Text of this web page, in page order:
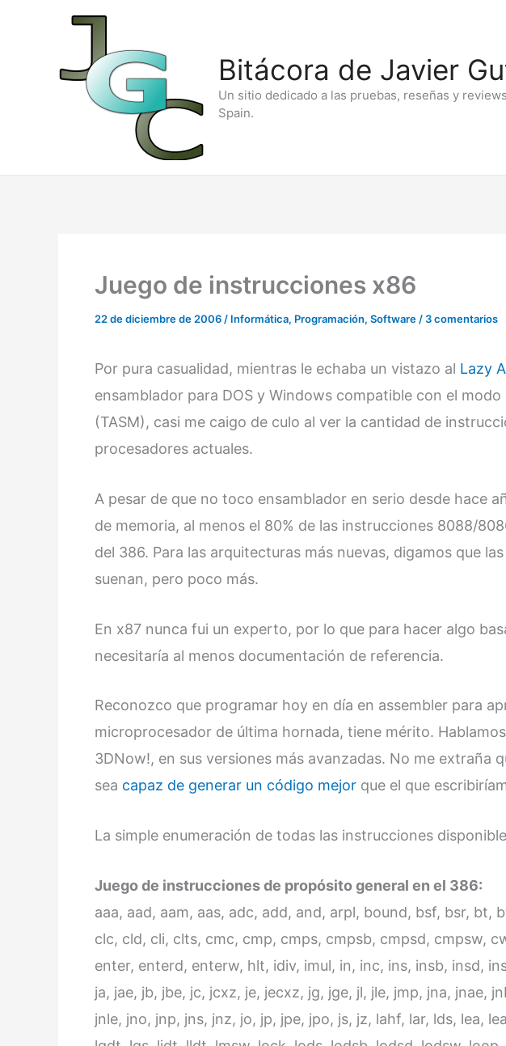
contenido
Bitácora de Javier
Un sitio dedicado a las pruebas, reseñas y
Spain.
Juego de instrucciones x86
22 de diciembre de 2006 / Informática, Programación, Software / 3 comentarios
Por pura casualidad, mientras le echaba un vistazo al Lazy
ensamblador para DOS y Windows compatible con el
(TASM), casi me caigo de culo al ver la cantidad de
procesadores actuales.
A pesar de que no toco ensamblador en serio desde hace
de memoria, al menos el 80% de las instrucciones 8088/
del 386. Para las arquitecturas más nuevas, digamos que
suenan, pero poco más.
En x87 nunca fui un experto, por lo que para hacer algo
necesitaría al menos documentación de referencia.
Reconozco que programar hoy en día en assembler para
microprocesador de última hornada, tiene mérito.
3DNow!, en sus versiones más avanzadas. No me extraña
sea capaz de generar un código mejor que el que
La simple enumeración de todas las instrucciones
Juego de instrucciones de propósito general en el 386:
aaa, aad, aam, aas, adc, add, and, arpl, bound, bsf, bsr, bt,
clc, cld, cli, clts, cmc, cmp, cmps, cmpsb, cmpsd, cmpsw,
enter, enterd, enterw, hlt, idiv, imul, in, inc, ins, insb, insd,
ja, jae, jb, jbe, jc, jcxz, je, jecxz, jg, jge, jl, jle, jmp, jna, jnae,
jnle, jno, jnp, jns, jnz, jo, jp, jpe, jpo, js, jz, lahf, lar, lds, lea,